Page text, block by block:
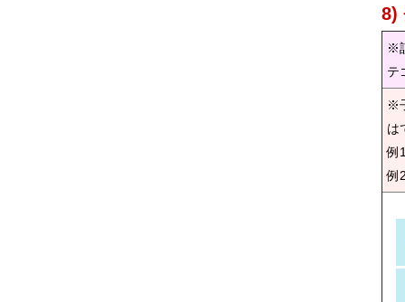
8)
※
テ
※
は
例
例